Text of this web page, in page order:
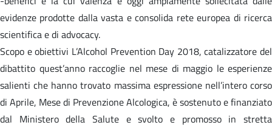
evidenze prodotte dalla vasta e consolida rete europea di ricerca
scientifica e di advocacy.
Scopo e obiettivi L’Alcohol Prevention Day 2018, catalizzatore del
dibattito quest’anno raccoglie nel mese di maggio le esperienze
salienti che hanno trovato massima espressione nell’intero corso
di Aprile, Mese di Prevenzione Alcologica, è sostenuto e finanziato
dal Ministero della Salute e svolto e promosso in stretta